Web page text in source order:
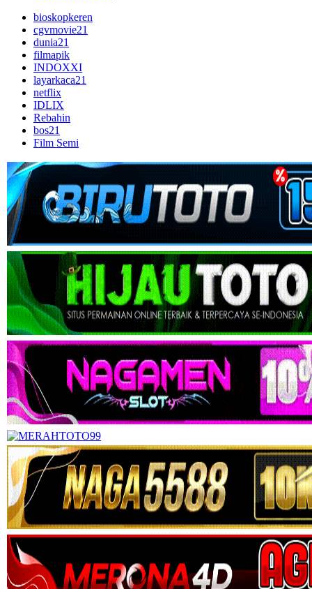
bioskopkeren
cgvmovie21
dunia21
filmapik
INDOXXI
layarkaca21
netflix
IDLIX
Rebahin
bos21
Film Semi